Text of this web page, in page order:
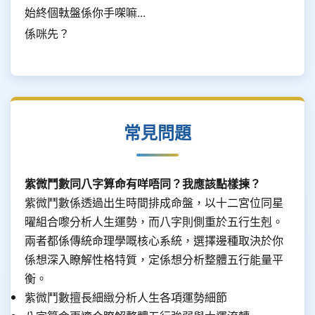
始終個軚盤係你手㗎嘛...
係咪先？
常見問題
紫微鬥數同八字算命有咩唔同？我應該點樣揀？
紫微鬥數係透過出生時間排成命盤，以十二宮位同星
曜組合嚟分析人生運勢，而八字則側重於五行生剋。
兩者都係傳統命理學嘅核心系統，選擇邊種取決於你
係想深入瞭解性格特質，定係想分析整體五行能量平
衡。
紫微鬥數擅長細緻分析人生各項運勢細節